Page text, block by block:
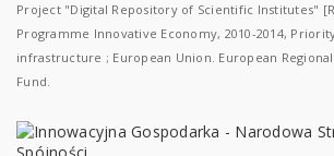
Project "Digital Repository of Scientific Institutes"
Programme Innovative Economy, 2010-2014,
infrastructure ; European Union. European
Fund.